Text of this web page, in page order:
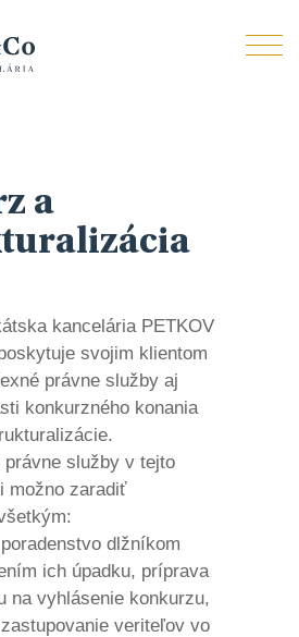
a
kancelária PETKOV
svojim klientom
právne služby aj
konkurzného konania
právne služby v tejto
možno zaradiť
poradenstvo dlžníkom
ich úpadku, príprava
na vyhlásenie konkurzu,
zastupovanie veriteľov vo